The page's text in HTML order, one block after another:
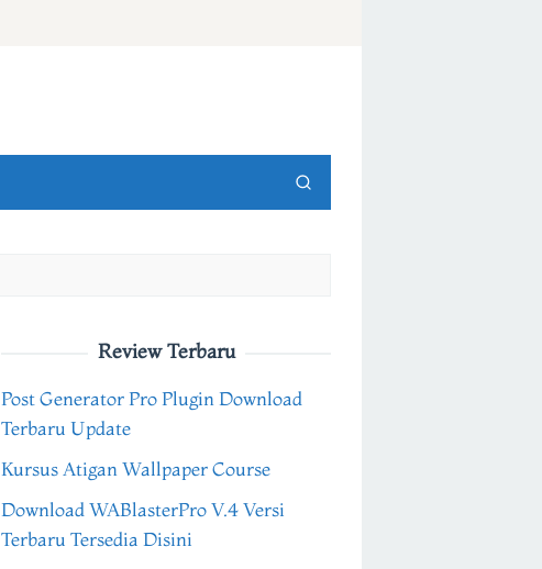
Review Terbaru
Post Generator Pro Plugin Download
Terbaru Update
Kursus Atigan Wallpaper Course
Download WABlasterPro V.4 Versi
Terbaru Tersedia Disini